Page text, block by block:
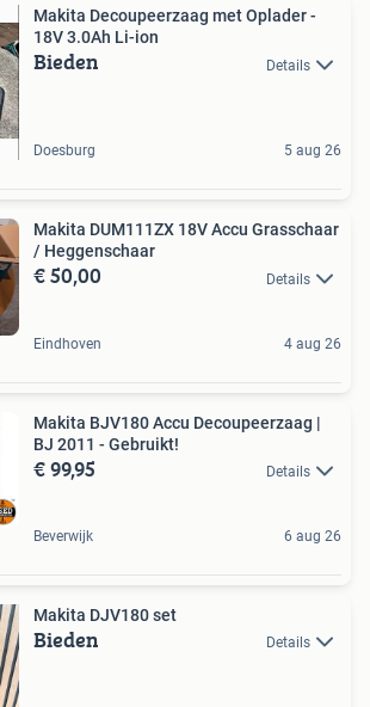
Makita Decoupeerzaag met Oplader -
18V 3.0Ah Li-ion
Bieden Details
Doesburg 5 aug 26
Makita DUM111ZX 18V Accu Grasschaar
/ Heggenschaar
€ 50,00 Details
Eindhoven 4 aug 26
Makita BJV180 Accu Decoupeerzaag |
BJ 2011 - Gebruikt!
€ 99,95 Details
Beverwijk 6 aug 26
Makita DJV180 set
Bieden Details